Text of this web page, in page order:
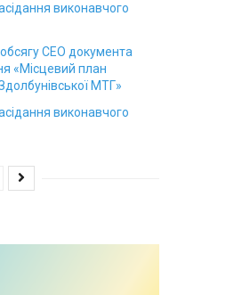
виконавчого
СЕО документа
«Місцевий план
МТГ»
виконавчого